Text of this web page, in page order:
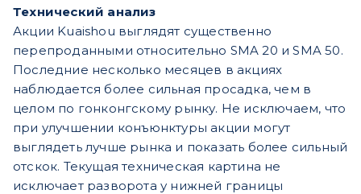
Технический анализ
Акции Kuaishou выглядят существенно
перепроданными относительно SMA 20 и SMA 50.
Последние несколько месяцев в акциях
наблюдается более сильная просадка, чем в
целом по гонконгскому рынку. Не исключаем, что
при улучшении конъюнктуры акции могут
выглядеть лучше рынка и показать более сильный
отскок. Текущая техническая картина не
исключает разворота у нижней границы